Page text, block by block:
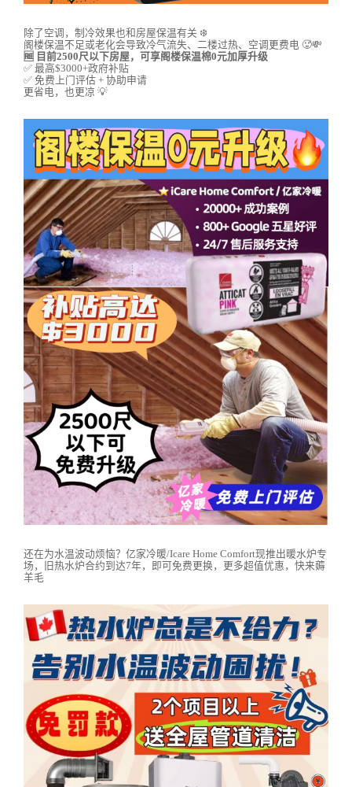
除了空调，制冷效果也和房屋保温有关 ❄️
阁楼保温不足或老化会导致冷气流失、二楼过热、空调更费电 🥵💸
🆓 目前2500尺以下房屋，可享阁楼保温棉0元加厚升级
✅ 最高$3000+政府补贴
✅ 免费上门评估 + 协助申请
更省电，也更凉 💡
还在为水温波动烦恼？亿家冷暖/Icare Home Comfort现推出暖水炉专
场，旧热水炉合约到达7年，即可免费更换，更多超值优惠，快来薅
羊毛